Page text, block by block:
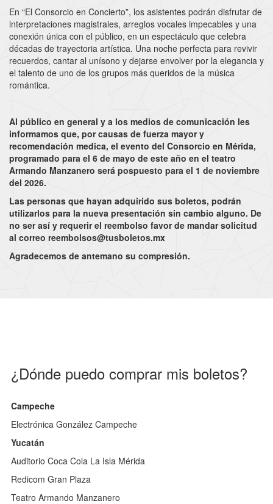
En “El Consorcio en Concierto”, los asistentes podrán disfrutar de
interpretaciones magistrales, arreglos vocales impecables y una
conexión única con el público, en un espectáculo que celebra
décadas de trayectoria artística. Una noche perfecta para revivir
recuerdos, cantar al unísono y dejarse envolver por la elegancia y
el talento de uno de los grupos más queridos de la música
romántica.
Al público en general y a los medios de comunicación les
informamos que, por causas de fuerza mayor y
recomendación medica, el evento del Consorcio en Mérida,
programado para el 6 de mayo de este año en el teatro
Armando Manzanero será pospuesto para el 1 de noviembre
del 2026.
Las personas que hayan adquirido sus boletos, podrán
utilizarlos para la nueva presentación sin cambio alguno. De
no ser así y requerir el reembolso favor de mandar solicitud
al correo reembolsos@tusboletos.mx
Agradecemos de antemano su compresión.
¿Dónde puedo comprar mis boletos?
Campeche
Electrónica González Campeche
Yucatán
Auditorio Coca Cola La Isla Mérida
Redicom Gran Plaza
Teatro Armando Manzanero